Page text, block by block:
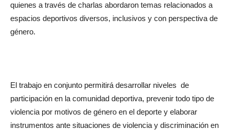
quienes a través de charlas abordaron temas relacionados a
espacios deportivos diversos, inclusivos y con perspectiva de
género.
El trabajo en conjunto permitirá desarrollar niveles de
participación en la comunidad deportiva, prevenir todo tipo de
violencia por motivos de género en el deporte y elaborar
instrumentos ante situaciones de violencia y discriminación en